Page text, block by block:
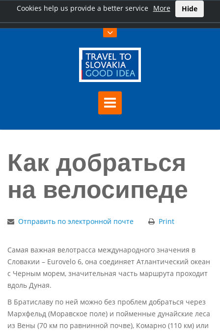
Cookies help us provide a better service More Hide
Как добраться на велосипеде
Как добраться
на велосипеде
Отправить по электронной почте Print
Самая важная велотрасса международного значения в
Словакии – Eurovelo 6, она соединяет Атлантический океан
с Черным морем, значительная часть маршрута проходит
вдоль Дуная.
В Братиславу по ней можно без проблем добраться через
Мархфельд (Моравское поле) и пойменные дунайские леса
из Вены (70 км по равнинной почве), Комарно (110 км) или